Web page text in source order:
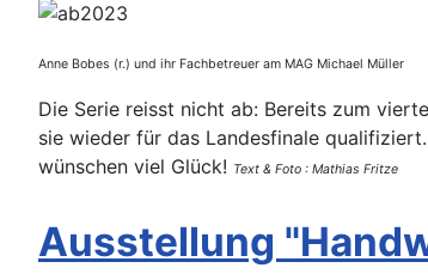
Anne Bobes (r.) und ihr Fachbetreuer am MAG Michael Müller
Die Serie reisst nicht ab: Bereits zum
sie wieder für das Landesfinale
wünschen viel Glück! Text & Foto : Mathias Fritze
Ausstellung